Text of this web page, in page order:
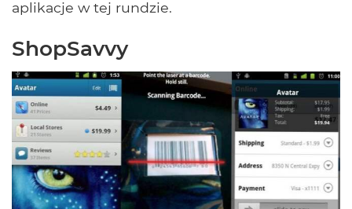
aplikacje w tej rundzie.
ShopSavvy